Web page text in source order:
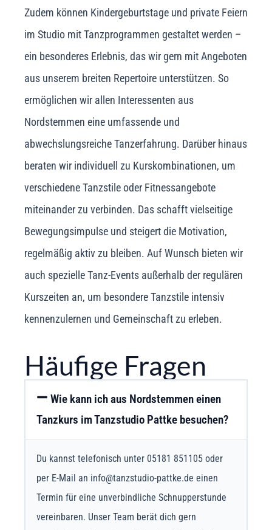
Zudem können Kindergeburtstage und private Feiern
im Studio mit Tanzprogrammen gestaltet werden –
ein besonderes Erlebnis, das wir gern mit Angeboten
aus unserem breiten Repertoire unterstützen. So
ermöglichen wir allen Interessenten aus
Nordstemmen eine umfassende und
abwechslungsreiche Tanzerfahrung. Darüber hinaus
beraten wir individuell zu Kurskombinationen, um
verschiedene Tanzstile oder Fitnessangebote
miteinander zu verbinden. Das schafft vielseitige
Bewegungsimpulse und steigert die Motivation,
regelmäßig aktiv zu bleiben. Auf Wunsch bieten wir
auch spezielle Tanz-Events außerhalb der regulären
Kurszeiten an, um besondere Tanzstile intensiv
kennenzulernen und Gemeinschaft zu erleben.
Häufige Fragen
Wie kann ich aus Nordstemmen einen
Tanzkurs im Tanzstudio Pattke besuchen?
Du kannst telefonisch unter 05181 851105 oder
per E-Mail an info@tanzstudio-pattke.de einen
Termin für eine unverbindliche Schnupperstunde
vereinbaren. Unser Team berät dich gern